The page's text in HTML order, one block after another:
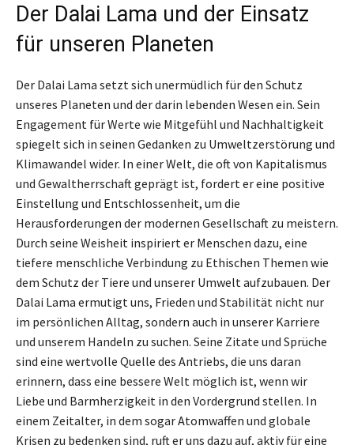
Der Dalai Lama und der Einsatz
für unseren Planeten
Der Dalai Lama setzt sich unermüdlich für den Schutz
unseres Planeten und der darin lebenden Wesen ein. Sein
Engagement für Werte wie Mitgefühl und Nachhaltigkeit
spiegelt sich in seinen Gedanken zu Umweltzerstörung und
Klimawandel wider. In einer Welt, die oft von Kapitalismus
und Gewaltherrschaft geprägt ist, fordert er eine positive
Einstellung und Entschlossenheit, um die
Herausforderungen der modernen Gesellschaft zu meistern.
Durch seine Weisheit inspiriert er Menschen dazu, eine
tiefere menschliche Verbindung zu Ethischen Themen wie
dem Schutz der Tiere und unserer Umwelt aufzubauen. Der
Dalai Lama ermutigt uns, Frieden und Stabilität nicht nur
im persönlichen Alltag, sondern auch in unserer Karriere
und unserem Handeln zu suchen. Seine Zitate und Sprüche
sind eine wertvolle Quelle des Antriebs, die uns daran
erinnern, dass eine bessere Welt möglich ist, wenn wir
Liebe und Barmherzigkeit in den Vordergrund stellen. In
einem Zeitalter, in dem sogar Atomwaffen und globale
Krisen zu bedenken sind, ruft er uns dazu auf, aktiv für eine